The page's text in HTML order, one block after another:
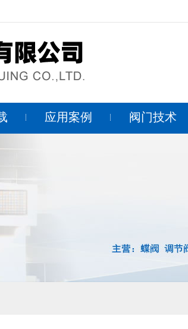
应用案例 阀门技术